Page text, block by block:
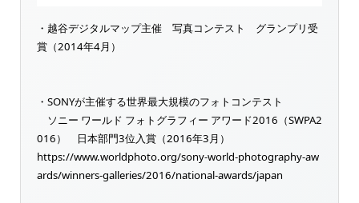
・越谷デジタルマップ主催 写真コンテスト グランプリ受
賞（2014年4月）
・SONYが主催する世界最大規模のフォトコンテスト
ソニー ワールド フォトグラフィー アワード2016（SWPA2
016） 日本部門3位入賞（2016年3月）
https://www.worldphoto.org/sony-world-photography-aw
ards/winners-galleries/2016/national-awards/japan